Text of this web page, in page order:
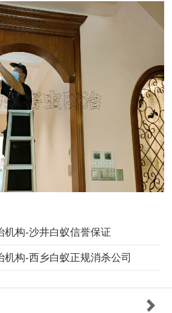
机构-沙井白蚁信誉保证
构-西乡白蚁正规消杀公司